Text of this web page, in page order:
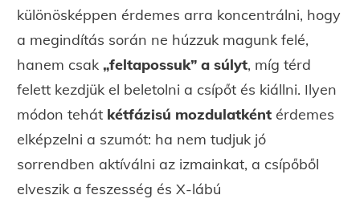
különösképpen érdemes arra koncentrálni, hogy
a megindítás során ne húzzuk magunk felé,
hanem csak „feltapossuk” a súlyt, míg térd
felett kezdjük el beletolni a csípőt és kiállni. Ilyen
módon tehát kétfázisú mozdulatként érdemes
elképzelni a szumót: ha nem tudjuk jó
sorrendben aktíválni az izmainkat, a csípőből
elveszik a feszesség és X-lábú